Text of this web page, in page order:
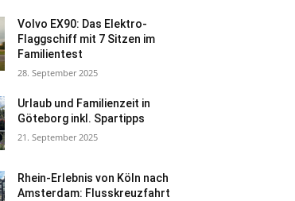
Volvo EX90: Das Elektro-
Flaggschiff mit 7 Sitzen im
Familientest
28. September 2025
Urlaub und Familienzeit in
Göteborg inkl. Spartipps
21. September 2025
Rhein-Erlebnis von Köln nach
Amsterdam: Flusskreuzfahrt